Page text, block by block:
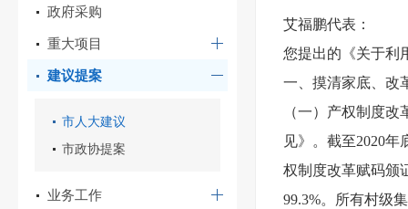
政府采购
重大项目
建议提案
市人大建议
市政协提案
业务工作
艾福鹏代表：
您提出的《关于利
一、摸清家底、改
（一）产权制度
见》。截至2020
权制度改革赋码颁
99.3%。所有村级